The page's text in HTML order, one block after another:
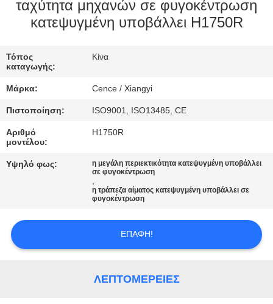
ΈΛΕΓΧΟΣ
ΠΟΙΌΤΗΤΑΣ
ΕΠΙΚΟΙΝΩΝΉΣΤΕ
ΜΑΖΊ
ΜΑΣ
ΕΙΔΉΣΕΙΣ
ΥΠΟΘΈΣΕΙΣ
VR
SITEMAP
ταχύτητα μηχανών σε φυγοκέντρωση
κατεψυγμένη υποβάλλει H1750R
Τόπος
καταγωγής:
Κίνα
Μάρκα: Cence / Xiangyi
Πιστοποίηση: ISO9001, ISO13485, CE
Αριθμό
μοντέλου:
H1750R
Υψηλό φως:
η μεγάλη περιεκτικότητα κατεψυγμένη υποβάλλει
σε φυγοκέντρωση
,
η τράπεζα αίματος κατεψυγμένη υποβάλλει σε
φυγοκέντρωση
ΕΠΑΦΉ!
ΛΕΠΤΟΜΈΡΕΙΕΣ